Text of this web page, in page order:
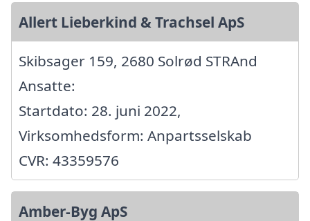
Allert Lieberkind & Trachsel ApS
Skibsager 159, 2680 Solrød STRAnd
Ansatte:
Startdato: 28. juni 2022,
Virksomhedsform: Anpartsselskab
CVR: 43359576
Amber-Byg ApS